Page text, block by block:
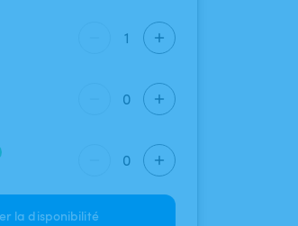
1
0
0
la disponibilité